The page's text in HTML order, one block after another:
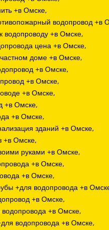
+в Омске,
водопровод +в
водопроводу +в Омске,
цена +в Омске,
доме +в Омске,
+в Омске,
+в Омске,
+в Омске,
+в Омске,
+в Омске,
зданий +в Омске,
+в Омске,
руками +в Омске,
+в Омске,
+в Омске,
+для водопровода +в
+в Омске,
водопровода +в Омске,
водопровода +в Омске,